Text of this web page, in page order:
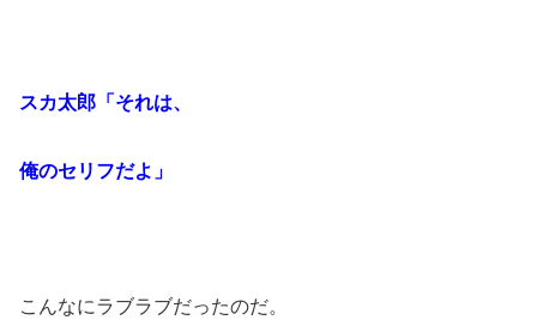
スカ太郎「それは、
俺のセリフだよ」
こんなにラブラブだったのだ。